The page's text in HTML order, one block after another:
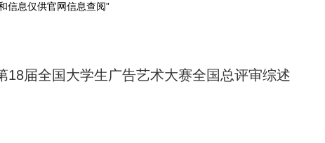
和信息仅供官网信息查阅”
18届全国大学生广告艺术大赛全国总评审综述